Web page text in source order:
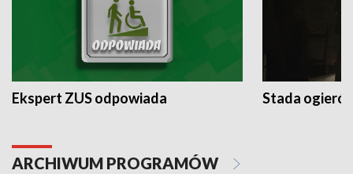
Ekspert ZUS odpowiada Stada
ARCHIWUM PROGRAMÓW